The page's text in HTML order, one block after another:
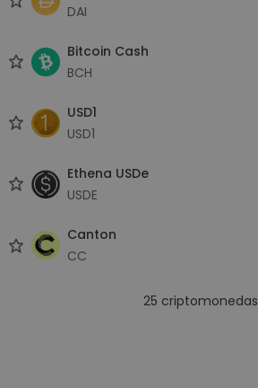
DAI
Bitcoin Cash
BCH
USD1
USD1
Ethena USDe
USDE
Canton
CC
25 criptomonedas